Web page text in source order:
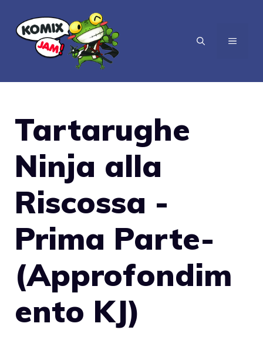
contenuto
MENU
Tartarughe
Ninja alla
Riscossa -
Prima Parte-
(Approfondim
ento KJ)